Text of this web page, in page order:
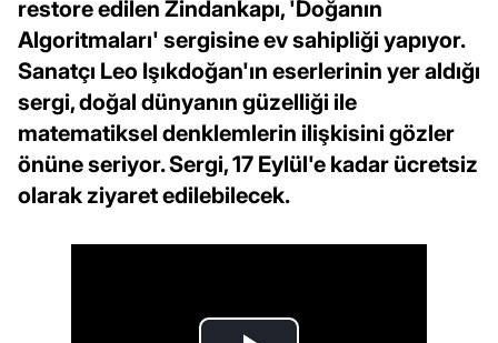
restore edilen Zindankapı, 'Doğanın
Algoritmaları' sergisine ev sahipliği yapıyor.
Sanatçı Leo Işıkdoğan'ın eserlerinin yer aldığı
sergi, doğal dünyanın güzelliği ile
matematiksel denklemlerin ilişkisini gözler
önüne seriyor. Sergi, 17 Eylül'e kadar ücretsiz
olarak ziyaret edilebilecek.